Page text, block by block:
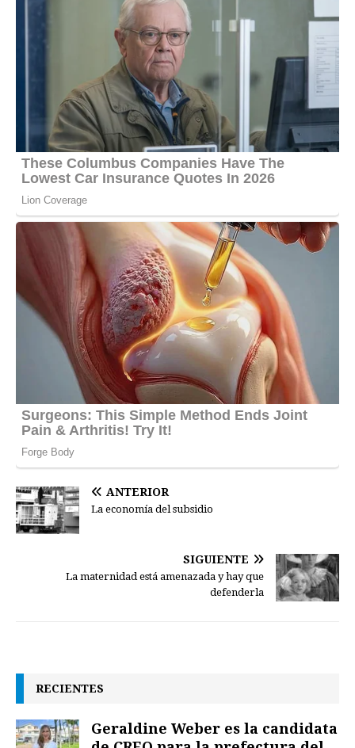
ANTERIOR
La economía del subsidio
SIGUIENTE
La maternidad está amenazada y hay que
defenderla
RECIENTES
Geraldine Weber es la candidata